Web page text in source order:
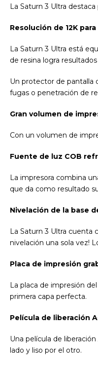
La Saturn 3 Ultra
Resolución de 12K
La Saturn 3 Ultra está
de resina logra
Un protector de pantalla
fugas o penetración de
Gran volumen de
Con un volumen de
Fuente de luz COB
La impresora combina
que da como resultado
Nivelación de la base
La Saturn 3 Ultra cuenta
nivelación una sola vez!
Placa de impresión
La placa de impresión
primera capa perfecta.
Película de liberación
Una película de
lado y liso por el otro.